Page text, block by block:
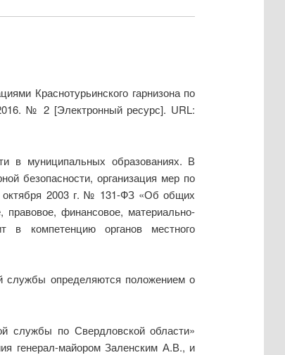
Краснотурьинского гарнизона по
№ 2 [Электронный ресурс]. URL:
в муниципальных образованиях. В
безопасности, организация мер по
октября 2003 г. № 131-ФЗ «Об общих
правовое, финансовое, материально-
в компетенцию органов местного
службы определяются положением о
службы по Свердловской области»
генерал-майором Заленским А.В., и